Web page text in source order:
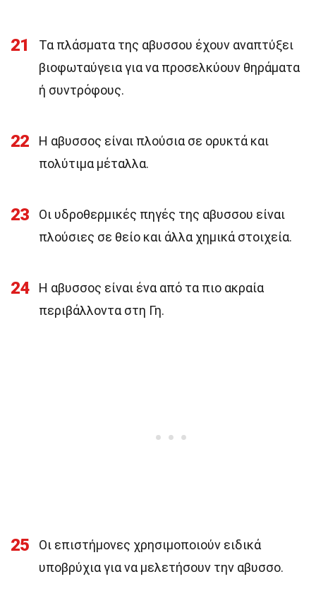
21
Τα πλάσματα της αβυσσου έχουν αναπτύξει
βιοφωταύγεια για να προσελκύουν θηράματα
ή συντρόφους.
22
Η αβυσσος είναι πλούσια σε ορυκτά και
πολύτιμα μέταλλα.
23
Οι υδροθερμικές πηγές της αβυσσου είναι
πλούσιες σε θείο και άλλα χημικά στοιχεία.
24
Η αβυσσος είναι ένα από τα πιο ακραία
περιβάλλοντα στη Γη.
25
Οι επιστήμονες χρησιμοποιούν ειδικά
υποβρύχια για να μελετήσουν την αβυσσο.